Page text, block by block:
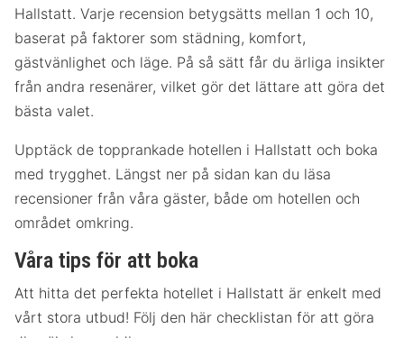
Hallstatt. Varje recension betygsätts mellan 1 och 10,
baserat på faktorer som städning, komfort,
gästvänlighet och läge. På så sätt får du ärliga insikter
från andra resenärer, vilket gör det lättare att göra det
bästa valet.
Upptäck de topprankade hotellen i Hallstatt och boka
med trygghet. Längst ner på sidan kan du läsa
recensioner från våra gäster, både om hotellen och
området omkring.
Våra tips för att boka
Att hitta det perfekta hotellet i Hallstatt är enkelt med
vårt stora utbud! Följ den här checklistan för att göra